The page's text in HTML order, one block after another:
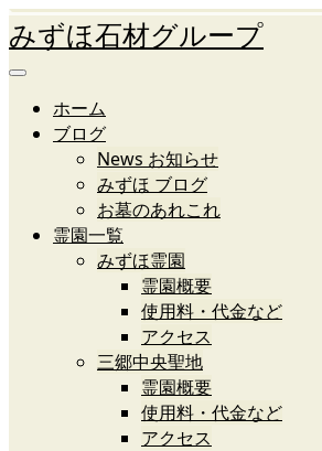
みずほ石材グループ
ホーム
ブログ
News お知らせ
みずほ ブログ
お墓のあれこれ
霊園一覧
みずほ霊園
霊園概要
使用料・代金など
アクセス
三郷中央聖地
霊園概要
使用料・代金など
アクセス